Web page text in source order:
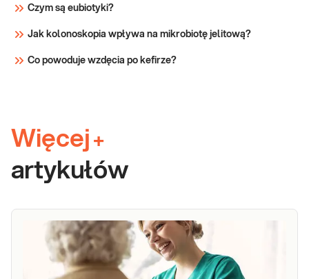
Czym są eubiotyki?
Jak kolonoskopia wpływa na mikrobiotę jelitową?
Co powoduje wzdęcia po kefirze?
Więcej +
artykułów